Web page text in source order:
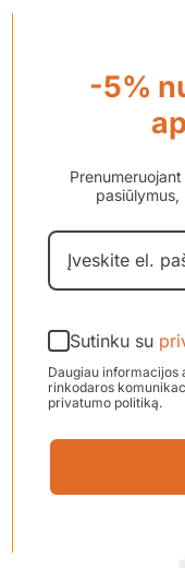
-5%
pasiūlymus,
Sutinku su
Daugiau informacijos
rinkodaros
privatumo politiką.